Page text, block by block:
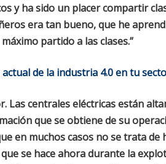
y ha sido un placer compartir
era tan bueno, que he
partido a las clases.”
de la industria 4.0 en tu
Las centrales eléctricas están
que se obtiene de su
en muchos casos no se trata de
se hace ahora durante la